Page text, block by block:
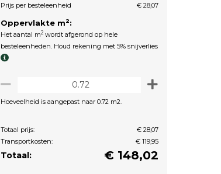
Prijs per besteleenheid € 28,07
Oppervlakte m2:
Het aantal m2 wordt afgerond op hele
besteleenheden. Houd rekening met 5% snijverlies
Hoeveelheid is aangepast naar 0.72 m2.
Totaal prijs:
€ 28,07
Transportkosten:
€ 119,95
Totaal: € 148,02